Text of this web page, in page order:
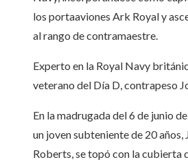
los portaaviones Ark Royal y
al rango de contramaestre.
Experto en la Royal Navy
veterano del Día D, contrapeso
En la madrugada del 6 de junio
un joven subteniente de 20 años,
Roberts, se topó con la cubierta